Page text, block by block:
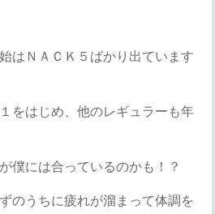
はＮＡＣＫ５ばかり出ています
をはじめ、他のレギュラーも年
僕には合っているのかも！？
のうちに疲れが溜まって体調を